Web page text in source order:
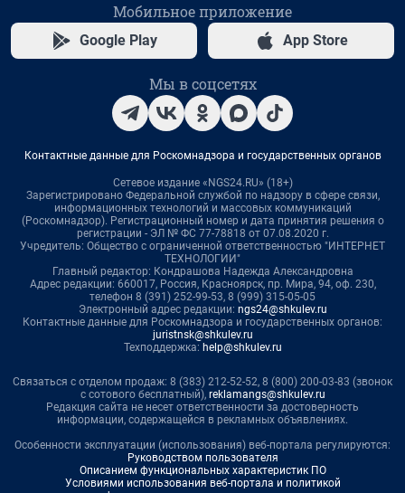
Мобильное приложение
Google Play App Store
Мы в соцсетях
Контактные данные для Роскомнадзора и государственных органов
Сетевое издание «NGS24.RU» (18+)
Зарегистрировано Федеральной службой по надзору в сфере связи,
информационных технологий и массовых коммуникаций
(Роскомнадзор). Регистрационный номер и дата принятия решения о
регистрации - ЭЛ № ФС 77-78818 от 07.08.2020 г.
Учредитель: Общество с ограниченной ответственностью "ИНТЕРНЕТ
ТЕХНОЛОГИИ"
Главный редактор: Кондрашова Надежда Александровна
Адрес редакции: 660017, Россия, Красноярск, пр. Мира, 94, оф. 230,
телефон 8 (391) 252-99-53, 8 (999) 315-05-05
Электронный адрес редакции: ngs24@shkulev.ru
Контактные данные для Роскомнадзора и государственных органов:
juristnsk@shkulev.ru
Техподдержка: help@shkulev.ru
Связаться с отделом продаж: 8 (383) 212-52-52, 8 (800) 200-03-83 (звонок
с сотового бесплатный), reklamangs@shkulev.ru
Редакция сайта не несет ответственности за достоверность
информации, содержащейся в рекламных объявлениях.
Особенности эксплуатации (использования) веб-портала регулируются:
Руководством пользователя
Описанием функциональных характеристик ПО
Условиями использования веб-портала и политикой